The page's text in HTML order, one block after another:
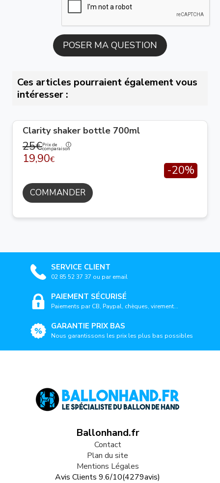
Ces articles pourraient également vous
intéresser :
Clarity shaker bottle 700ml
25€Prix de
comparaison
19,90€
-20%
COMMANDER
SERVICE CLIENT
02 85 52 37 37 ou par email
PAIEMENT SÉCURISÉ
Paiements par CB, Paypal, chèques, virement...
GARANTIE PRIX BAS
Nous garantissons les prix les plus bas possibles
Ballonhand.fr
Contact
Plan du site
Mentions Légales
Avis Clients 9.6/10(4279avis)